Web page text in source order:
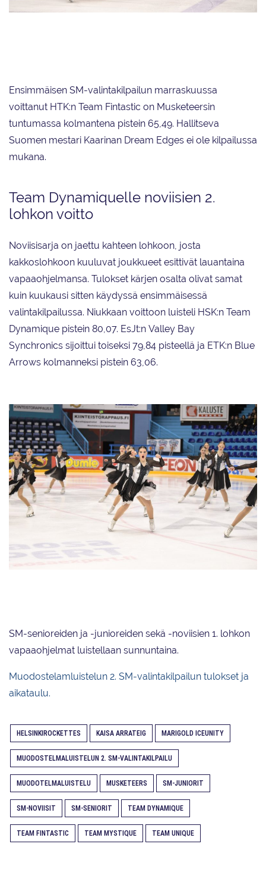
Ensimmäisen SM-valintakilpailun marraskuussa
voittanut HTK:n Team Fintastic on Musketeersin
tuntumassa kolmantena pistein 65,49. Hallitseva
Suomen mestari Kaarinan Dream Edges ei ole kilpailussa
mukana.
Team Dynamiquelle noviisien 2.
lohkon voitto
Noviisisarja on jaettu kahteen lohkoon, josta
kakkoslohkoon kuuluvat joukkueet esittivät lauantaina
vapaaohjelmansa. Tulokset kärjen osalta olivat samat
kuin kuukausi sitten käydyssä ensimmäisessä
valintakilpailussa. Niukkaan voittoon luisteli HSK:n Team
Dynamique pistein 80,07. EsJt:n Valley Bay
Synchronics sijoittui toiseksi 79,84 pisteellä ja ETK:n Blue
Arrows kolmanneksi pistein 63,06.
SM-senioreiden ja -junioreiden sekä -noviisien 1. lohkon
vapaaohjelmat luistellaan sunnuntaina.
Muodostelamluistelun 2. SM-valintakilpailun tulokset ja
aikataulu.
HELSINKIROCKETTES KAISA ARRATEIG MARIGOLD ICEUNITY
MUODOSTELMALUISTELUN 2. SM-VALINTAKILPAILU
MUODOTELMALUISTELU MUSKETEERS SM-JUNIORIT
SM-NOVIISIT SM-SENIORIT TEAM DYNAMIQUE
TEAM FINTASTIC TEAM MYSTIQUE TEAM UNIQUE